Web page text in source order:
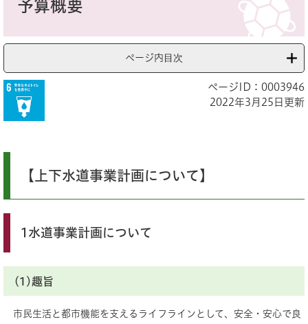
予算概要
ページ内目次
ページID：0003946
2022年3月25日更新
【上下水道事業計画について】
1水道事業計画について
(1)趣旨
市民生活と都市機能を支えるライフラインとして、安全・安心で良